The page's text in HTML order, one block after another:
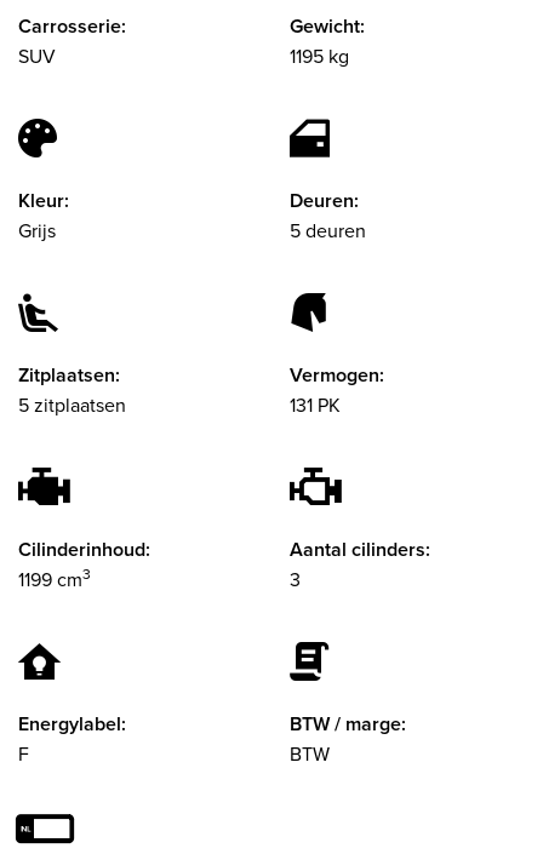
Carrosserie:
SUV
Gewicht:
1195 kg
Kleur:
Grijs
Deuren:
5 deuren
Zitplaatsen:
5 zitplaatsen
Vermogen:
131 PK
Cilinderinhoud:
1199 cm3
Aantal cilinders:
3
Energylabel:
F
BTW / marge:
BTW